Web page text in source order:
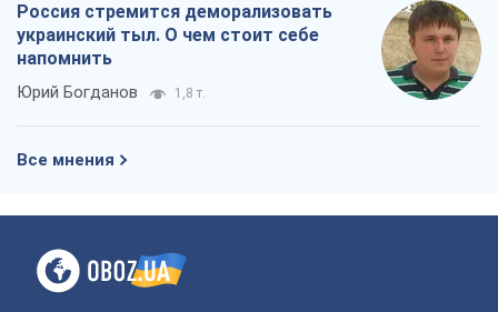
Россия стремится деморализовать
украинский тыл. О чем стоит себе
напомнить
Юрий Богданов 1,8 т.
Все мнения